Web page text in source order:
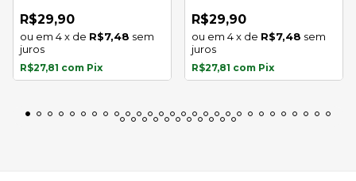
R$29,90
4x de R$7,48 sem
juros
R$27,81 com Pix
R$29,90
4x de R$7,48 sem
juros
R$27,81 com Pix